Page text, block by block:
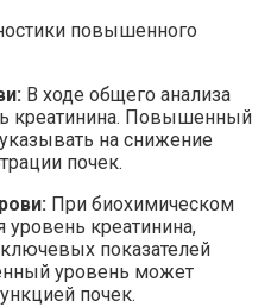
повышенного
В ходе общего анализа
креатинина. Повышенный
на снижение
почек.
При биохимическом
уровень креатинина,
показателей
уровень может
почек.